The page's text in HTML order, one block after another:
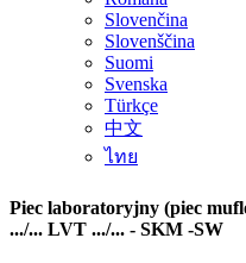
Slovenčina
Slovenščina
Suomi
Svenska
Türkçe
中文
ไทย
Piec laboratoryjny (piec
.../... LVT .../... - SKM -SW